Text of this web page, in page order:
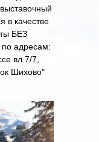
в качестве
БЕЗ
адресам:
вл 7/7,
Шихово"